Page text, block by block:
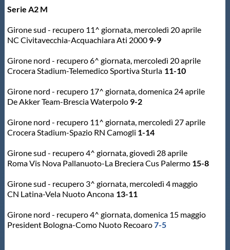
GUG
Scuole Nuoto
Propaganda
Centri Federali
Area Legislativa
Protezione Civile
Qualità
Sostenibilità
Serie A2 M
Girone sud - recupero 11^ giornata, mercoledì 20 aprile
NC Civitavecchia-Acquachiara Ati 2000 9-9
Girone nord - recupero 6^ giornata, mercoledì 20 aprile
Crocera Stadium-Telemedico Sportiva Sturla 11-10
Girone nord - recupero 17^ giornata, domenica 24 aprile
De Akker Team-Brescia Waterpolo 9-2
Girone nord - recupero 11^ giornata, mercoledì 27 aprile
Crocera Stadium-Spazio RN Camogli 1-14
Girone sud - recupero 4^ giornata, giovedì 28 aprile
Roma Vis Nova Pallanuoto-La Breciera Cus Palermo 15-8
Girone sud - recupero 3^ giornata, mercoledì 4 maggio
CN Latina-Vela Nuoto Ancona 13-11
Girone nord - recupero 4^ giornata, domenica 15 maggio
President Bologna-Como Nuoto Recoaro7-5